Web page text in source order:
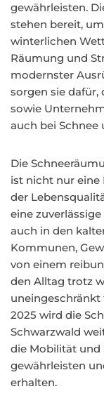
gewährleisten.
stehen bereit,
winterlichen
Räumung und
modernster
sorgen sie dafür,
sowie
auch bei Schnee
Die
ist nicht nur eine
der
eine
auch in den
Kommunen,
von einem
den Alltag trotz
uneingeschränkt
2025 wird die
Schwarzwald
die Mobilität und
gewährleisten
erhalten.